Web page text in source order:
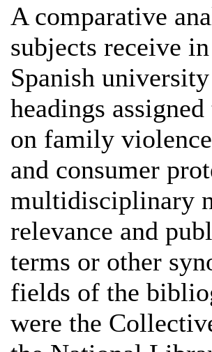
A comparative
subjects receive
Spanish
headings
on family
and consumer
multidisciplinary
relevance and
terms or other
fields of the
were the